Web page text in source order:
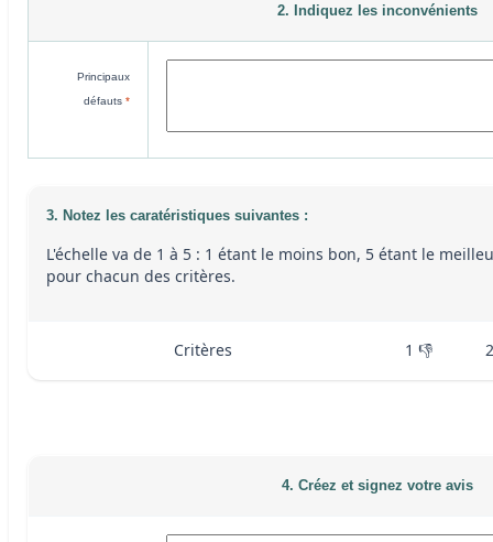
2. Indiquez les inconvénients
Principaux
défauts *
3. Notez les caratéristiques suivantes :
L'échelle va de 1 à 5 : 1 étant le moins bon, 5 étant le
pour chacun des critères.
Critères 1 👎 2
4. Créez et signez votre avis